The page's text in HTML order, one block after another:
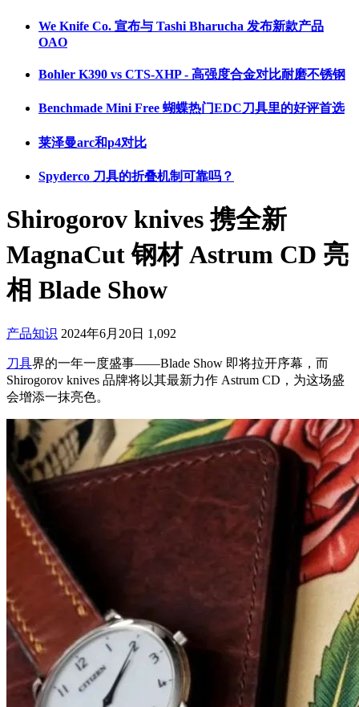
We Knife Co. 宣布与 Tashi Bharucha 发布新款产品
OAO
Bohler K390 vs CTS-XHP - 高强度合金对比耐磨不锈钢
Benchmade Mini Free 蝴蝶热门EDC刀具里的好评首选
莱泽曼arc和p4对比
Spyderco 刀具的折叠机制可靠吗？
Shirogorov knives 携全新
MagnaCut 钢材 Astrum CD 亮
相 Blade Show
产品知识 2024年6月20日 1,092
刀具界的一年一度盛事——Blade Show 即将拉开序幕，而
Shirogorov knives 品牌将以其最新力作 Astrum CD，为这场盛
会增添一抹亮色。